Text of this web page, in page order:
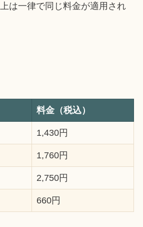
は一律で同じ料金が適用され
料金（税込）
1,430円
1,760円
2,750円
660円